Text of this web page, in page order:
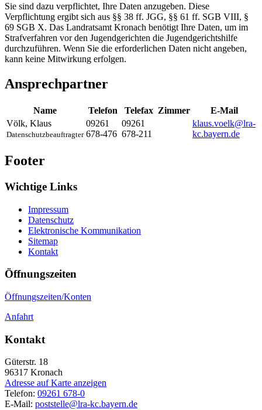
Sie sind dazu verpflichtet, Ihre Daten anzugeben. Diese
Verpflichtung ergibt sich aus §§ 38 ff. JGG, §§ 61 ff. SGB VIII, §
69 SGB X. Das Landratsamt Kronach benötigt Ihre Daten, um im
Strafverfahren vor den Jugendgerichten die Jugendgerichtshilfe
durchzuführen. Wenn Sie die erforderlichen Daten nicht angeben,
kann keine Mitwirkung erfolgen.
Ansprechpartner
Name Telefon Telefax Zimmer
E-Mail
Völk, Klaus
Datenschutzbeauftragter
09261
678-476
09261
678-211
klaus.voelk@lra-
kc.bayern.de
Footer
Wichtige Links
Impressum
Datenschutz
Elektronische Kommunikation
Sitemap
Kontakt
Öffnungszeiten
Öffnungszeiten/Konten
Anfahrt
Kontakt
Güterstr. 18
96317 Kronach
Adresse auf Karte anzeigen
Telefon: 09261 678-0
E-Mail: poststelle@lra-kc.bayern.de